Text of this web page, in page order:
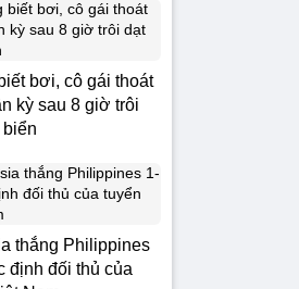
bơi, cô gái thoát
kỳ sau 8 giờ trôi
biển
thắng Philippines
định đối thủ của